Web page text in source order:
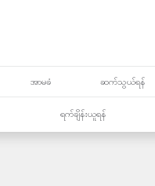
အာမခံ ဆက်သွယ်ရန်
ရက်ချိန်းယူရန်